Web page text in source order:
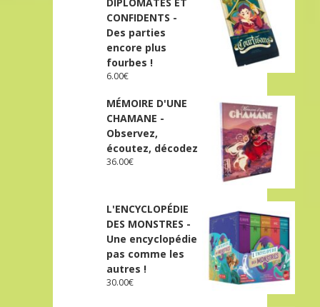
DIPLOMATES ET
CONFIDENTS -
Des parties
encore plus
fourbes !
6.00€
MÉMOIRE D'UNE
CHAMANE -
Observez,
écoutez, décodez
36.00€
L'ENCYCLOPÉDIE
DES MONSTRES -
Une encyclopédie
pas comme les
autres !
30.00€